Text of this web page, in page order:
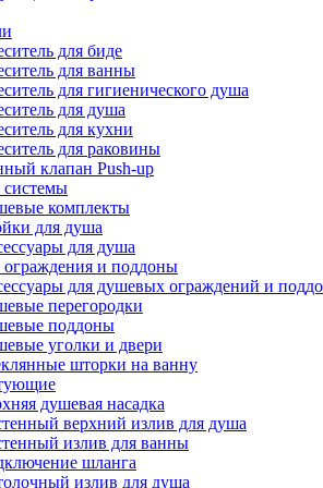
для биде
для ванны
для гигиенического душа
для душа
для кухни
для раковины
клапан Push-up
комплекты
для душа
для душа
и поддоны
для душевых ограждений и
перегородки
поддоны
уголки и двери
шторки на ванну
душевая насадка
верхний излив для душа
излив для ванны
шланга
излив для душа